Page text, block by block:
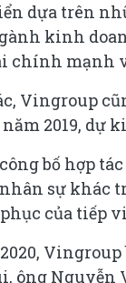
dựa trên
kinh
chính mạnh
Vingroup
2019, dự
bố hợp
sự khác
của tiếp
ông Nguyễn